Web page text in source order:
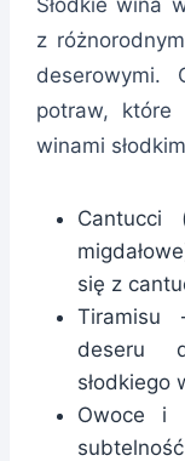
z
deserowymi.
potraw, które
winami
Cantucci
się z
Tiramisu
deseru
słodkiego
Owoce i